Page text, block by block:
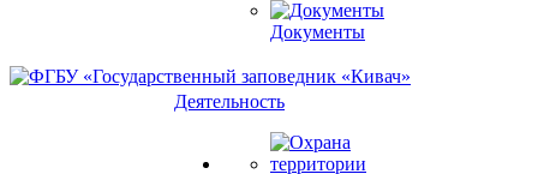
Документы
Деятельность